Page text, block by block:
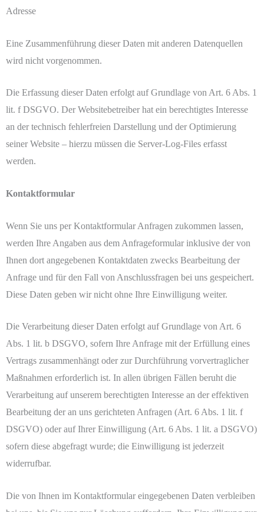
Adresse
Eine Zusammenführung dieser Daten mit anderen Datenquellen
wird nicht vorgenommen.
Die Erfassung dieser Daten erfolgt auf Grundlage von Art. 6 Abs. 1
lit. f DSGVO. Der Websitebetreiber hat ein berechtigtes Interesse
an der technisch fehlerfreien Darstellung und der Optimierung
seiner Website – hierzu müssen die Server-Log-Files erfasst
werden.
Kontaktformular
Wenn Sie uns per Kontaktformular Anfragen zukommen lassen,
werden Ihre Angaben aus dem Anfrageformular inklusive der von
Ihnen dort angegebenen Kontaktdaten zwecks Bearbeitung der
Anfrage und für den Fall von Anschlussfragen bei uns gespeichert.
Diese Daten geben wir nicht ohne Ihre Einwilligung weiter.
Die Verarbeitung dieser Daten erfolgt auf Grundlage von Art. 6
Abs. 1 lit. b DSGVO, sofern Ihre Anfrage mit der Erfüllung eines
Vertrags zusammenhängt oder zur Durchführung vorvertraglicher
Maßnahmen erforderlich ist. In allen übrigen Fällen beruht die
Verarbeitung auf unserem berechtigten Interesse an der effektiven
Bearbeitung der an uns gerichteten Anfragen (Art. 6 Abs. 1 lit. f
DSGVO) oder auf Ihrer Einwilligung (Art. 6 Abs. 1 lit. a DSGVO)
sofern diese abgefragt wurde; die Einwilligung ist jederzeit
widerrufbar.
Die von Ihnen im Kontaktformular eingegebenen Daten verbleiben